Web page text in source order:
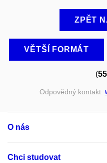
ZPĚT
VĚTŠÍ FORMÁT
(55
Odpovědný kontakt:
O nás
Chci studovat